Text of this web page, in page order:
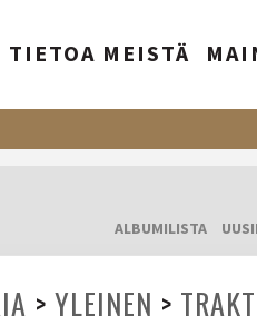
TIETOA MEISTÄ
ALBUMILISTA
> YLEINEN >